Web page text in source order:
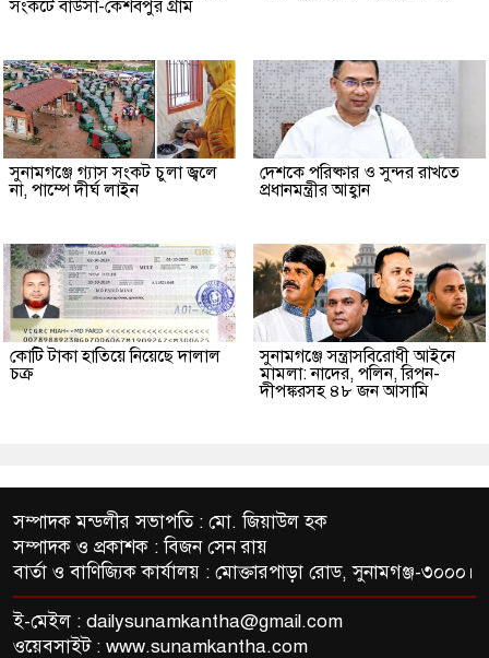
সংকটে বাউসা-কেশবপুর গ্রাম
সুনামগঞ্জে গ্যাস সংকট চুলা জ্বলে
না, পাম্পে দীর্ঘ লাইন
দেশকে পরিষ্কার ও সুন্দর রাখতে
প্রধানমন্ত্রীর আহ্বান
কোটি টাকা হাতিয়ে নিয়েছে দালাল
চক্র
‎সুনামগঞ্জে সন্ত্রাসবিরোধী আইনে
মামলা: নাদের, পলিন, রিপন-
দীপঙ্করসহ ৪৮ জন আসামি
সম্পাদক মন্ডলীর সভাপতি : মো. জিয়াউল হক
সম্পাদক ও প্রকাশক : বিজন সেন রায়
বার্তা ও বাণিজ্যিক কার্যালয় : মোক্তারপাড়া রোড, সুনামগঞ্জ-৩০০০।
ই-মেইল : dailysunamkantha@gmail.com
ওয়েবসাইট : www.sunamkantha.com